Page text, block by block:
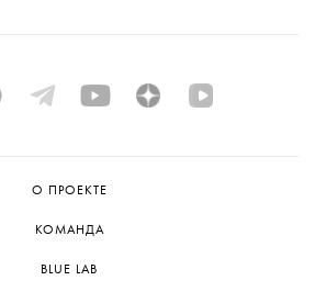
О ПРОЕКТЕ
КОМАНДА
BLUE LAB